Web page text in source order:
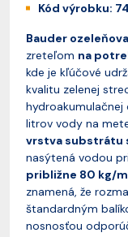
Kód výrobku:
Bauder
zreteľom na
kde je kľúčové
kvalitu zelenej
hydroakumulačnej
litrov vody na
vrstva substrátu
nasýtená vodou
približne 80 kg/
znamená, že
štandardným
nosnosťou